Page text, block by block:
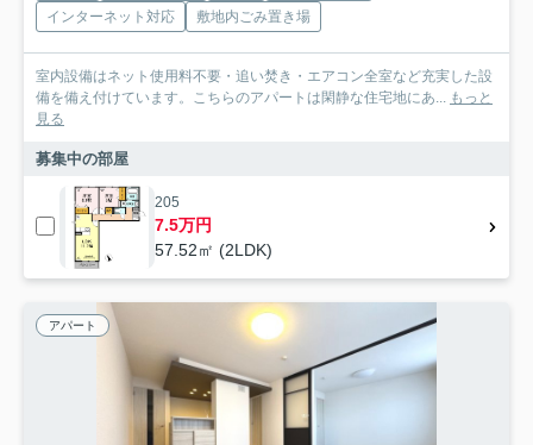
インターネット対応
敷地内ごみ置き場
室内設備はネット使用料不要・追い焚き・エアコン全室など充実した設
備を備え付けています。こちらのアパートは閑静な住宅地にあ...
もっと
見る
募集中の部屋
205
7.5万円
57.52㎡ (2LDK)
アパート